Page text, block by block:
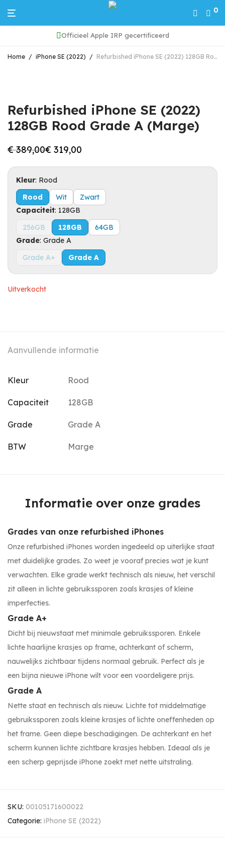
0
Officieel Apple IRP gecertificeerd
Home / iPhone SE (2022) / Refurbished iPhone SE (2022) 128GB Rood Grade A (Marge)
Refurbished iPhone SE (2022)
128GB Rood Grade A (Marge)
€389,00
Oorspronkelijke
was:
€ 389,00.
€ 319,00
Huidige
is:
€ 319,00.
Kleur: Rood
Rood
Wit
Zwart
Capaciteit: 128GB
256GB
128GB
64GB
Grade: Grade A
Grade A+
Grade A
Uitverkocht
Aanvullende informatie
Kleur Rood
Capaciteit 128GB
Grade Grade A
BTW Marge
Informatie over onze grades
Grades van onze refurbished iPhones
Onze refurbished iPhones worden ingedeeld op uiterlijke staat
met duidelijke grades. Zo weet je vooraf precies wat je kunt
verwachten. Elke grade werkt technisch als nieuw, het verschil
zit alleen in lichte gebruikssporen zoals krasjes of kleine
imperfecties.
Grade A+
Dicht bij nieuwstaat met minimale gebruikssporen. Enkele
lichte haarlijne krasjes op frame, achterkant of scherm,
nauwelijks zichtbaar tijdens normaal gebruik. Perfect als je
een bijna nieuwe iPhone wilt voor een voordeligere prijs.
Grade A
Nette staat en technisch als nieuw. Lichte tot middelmatige
gebruikssporen zoals kleine krasjes of lichte oneffenheden op
het frame. Geen diepe beschadigingen. De achterkant en het
scherm kunnen lichte zichtbare krasjes hebben. Ideaal als je
een scherp geprijsde iPhone zoekt met nette uitstraling.
SKU: 00105171600022
Categorie: iPhone SE (2022)